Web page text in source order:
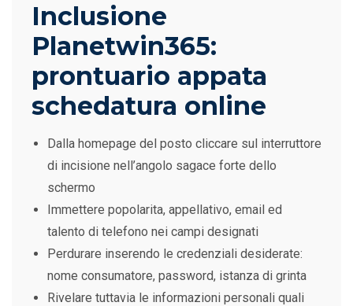
Inclusione
Planetwin365:
prontuario appata
schedatura online
Dalla homepage del posto cliccare sul interruttore
di incisione nell’angolo sagace forte dello
schermo
Immettere popolarita, appellativo, email ed
talento di telefono nei campi designati
Perdurare inserendo le credenziali desiderate:
nome consumatore, password, istanza di grinta
Rivelare tuttavia le informazioni personali quali